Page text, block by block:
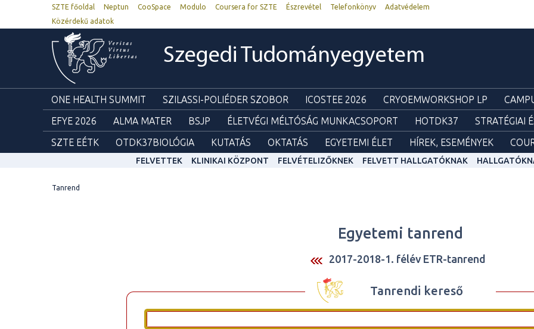
SZTE főoldal Neptun CooSpace Modulo Coursera for SZTE Észrevétel Telefonkönyv
Adatvédelem
Közérdekű adatok
Szegedi Tudományegyetem
ONE HEALTH SUMMIT SZILASSI-POLIÉDER SZOBOR ICOSTEE 2026 CRYOEMWORKSHOP LP
EFYE 2026
ALMA MATER BSJP ÉLETVÉGI MÉLTÓSÁG MUNKACSOPORT HOTDK37 STRATÉGIAI
SZTE EÉTK
OTDK37BIOLÓGIA KUTATÁS OKTATÁS EGYETEMI ÉLET HÍREK, ESEMÉNYEK
FELVETTEK KLINIKAI KÖZPONT FELVÉTELIZŐKNEK FELVETT HALLGATÓKNAK
Tanrend
Egyetemi tanrend
2017-2018-1. félév ETR-tanrend
Tanrendi kereső